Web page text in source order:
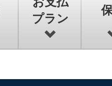
プラン